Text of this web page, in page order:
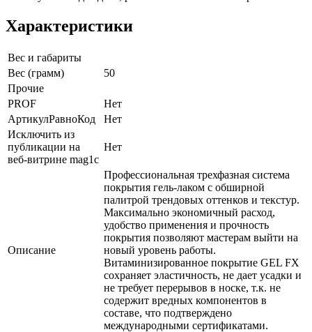
Характеристики
Вес и габариты
Вес (грамм)
50
Прочие
PROF
Нет
АртикулРавноКод
Нет
Исключить из
публикации на
веб-витрине mag1c
Нет
Описание
Профессиональная трехфазная система
покрытия гель-лаком с обширной
палитрой трендовых оттенков и текстур.
Максимально экономичный расход,
удобство применения и прочность
покрытия позволяют мастерам выйти на
новый уровень работы.
Витаминизированное покрытие GEL FX
сохраняет эластичность, не дает усадки и
не требует перерывов в носке, т.к. не
содержит вредных компонентов в
составе, что подтверждено
международными сертификатами.